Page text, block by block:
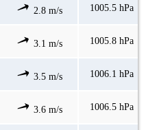
2.8 m/s 1005.5 hPa
3.1 m/s 1005.8 hPa
3.5 m/s 1006.1 hPa
3.6 m/s 1006.5 hPa